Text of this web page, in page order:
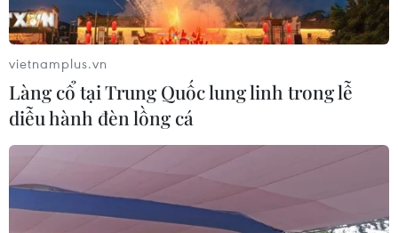
vietnamplus.vn
Làng cổ tại Trung Quốc lung linh trong lễ
diễu hành đèn lồng cá